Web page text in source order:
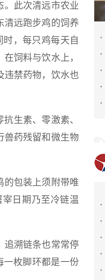
。此次清远市农业
清远跑步鸡的饲养
，每只鸡每天自
饲料与饮水上，
违禁药物，饮水也
生素、零激素、
兽药残留和微生物
的包装上须附带唯
日期乃至冷链温
追溯链条也常常停
一枚脚环都是一份